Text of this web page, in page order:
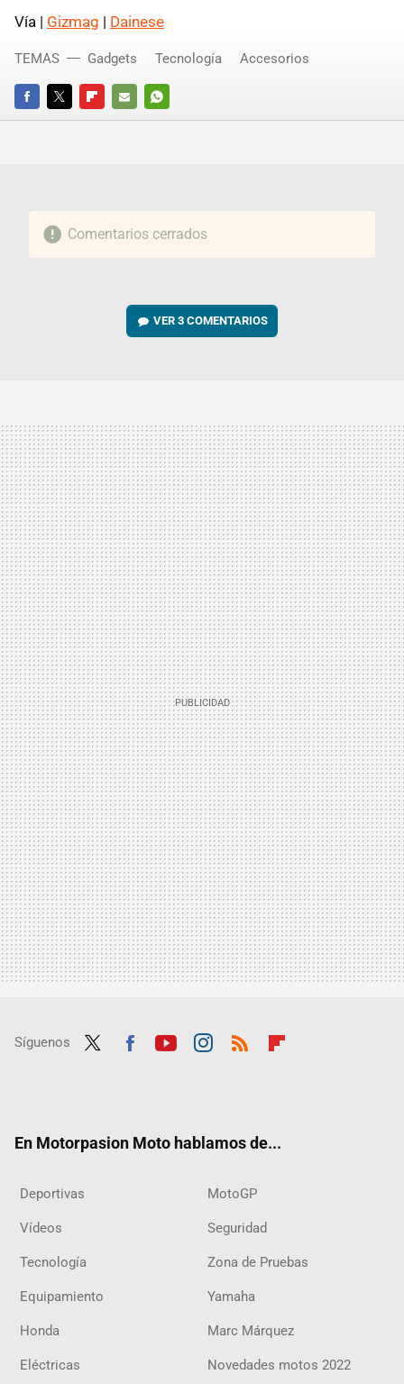
Vía | Gizmag | Dainese
FACEBOOKTWITTERFLIPBOARD
E-
WHATSAPP
TEMAS Gadgets Tecnología Accesorios
Comentarios cerrados
VER3 COMENTARIOS
Síguenos
En Motorpasion Moto hablamos de...
Deportivas MotoGP
Vídeos Seguridad
Tecnología Zona de Pruebas
Equipamiento Yamaha
Honda Marc Márquez
Eléctricas Novedades motos 2022